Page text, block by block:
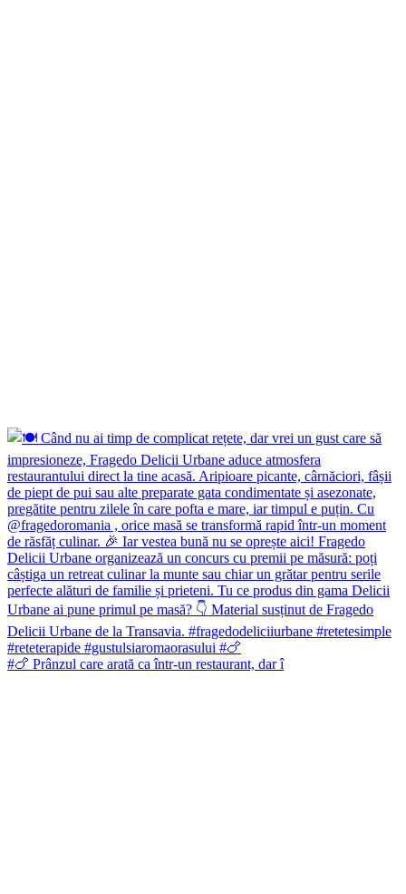
#🍗 Prânzul care arată ca într-un restaurant, dar î